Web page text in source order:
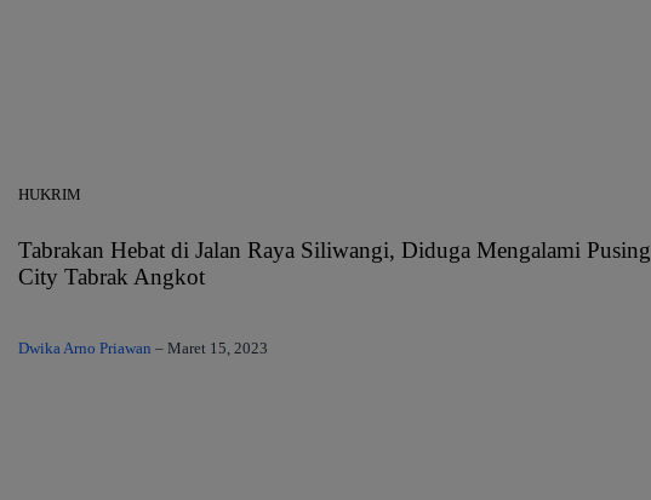
HUKRIM
Tabrakan Hebat di Jalan Raya Siliwangi, Diduga Mengalami
City Tabrak Angkot
Dwika Arno Priawan – Maret 15, 2023